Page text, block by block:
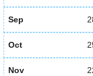
Sep
Oct
Nov